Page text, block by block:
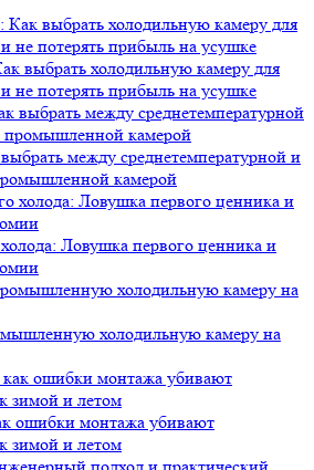
выбрать холодильную камеру для
не потерять прибыль на усушке
между среднетемпературной и
камерой
Ловушка первого ценника и
холодильную камеру на
ошибки монтажа убивают
зимой и летом